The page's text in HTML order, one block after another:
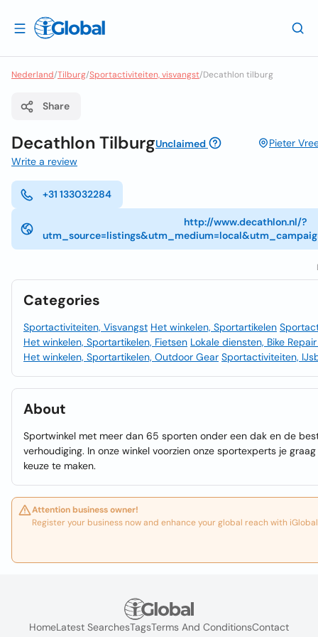
Nederland/Tilburg/Sportactiviteiten, visvangst/Decathlon tilburg
Share
Decathlon TilburgUnclaimed
Pieter
Write a review
+31 133032284
http://www.decathlon.nl/?
Categories
Sportactiviteiten, Visvangst Het winkelen, Sportartikelen
Het winkelen, Sportartikelen, Fietsen Lokale diensten, Bike
Het winkelen, Sportartikelen, Outdoor Gear Sportactiviteiten,
About
Sportwinkel met meer dan 65 sporten onder een dak en de
verhoudiging. In onze winkel voorzien onze sportexperts je
keuze te maken.
Attention business owner!
Register your business now and enhance your global reach with
HomeLatest SearchesTagsTerms And ConditionsContact